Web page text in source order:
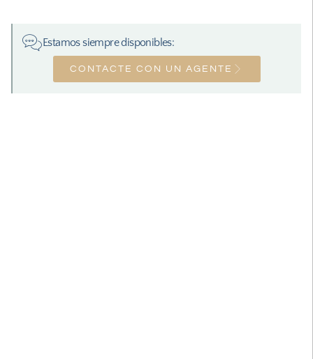
Estamos siempre disponibles:
CONTACTE CON UN AGENTE